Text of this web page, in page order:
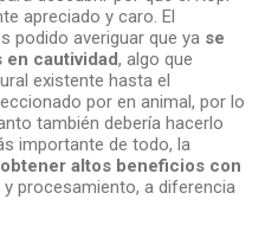
apreciado y caro. El
podido averiguar que ya se
en cautividad, algo que
existente hasta el
por en animal, por lo
también debería hacerlo
importante de todo, la
altos beneficios con
y procesamiento, a diferencia